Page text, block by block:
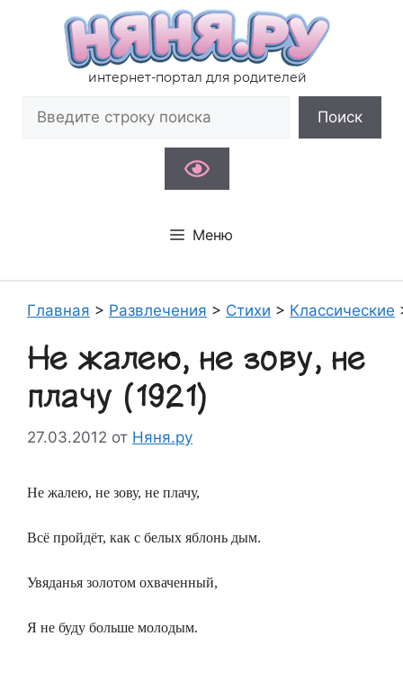
содержимому
интернет-портал для родителей
Поиск
Меню
Главная > Развлечения > Стихи > Классические
Не жалею, не зову, не
плачу (1921)
27.03.2012 от Няня.ру
Не жалею, не зову, не плачу,
Всё пройдёт, как с белых яблонь дым.
Увяданья золотом охваченный,
Я не буду больше молодым.